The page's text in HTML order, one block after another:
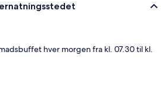
hver morgen fra kl. 07.30 til kl.